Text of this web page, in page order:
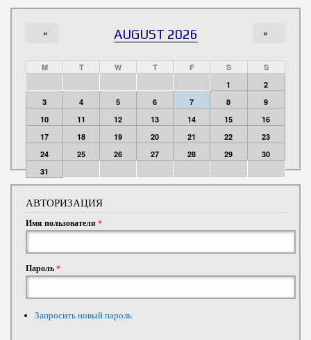
AUGUST 2026
« »
M T W T F S
S
1
2
3
4 5 6 7 8
9
10
11 12 13 14 15
16
17
18 19 20 21 22
23
24
25 26 27 28 29
30
31
АВТОРИЗАЦИЯ
Имя пользователя *
Пароль*
Запросить новый пароль